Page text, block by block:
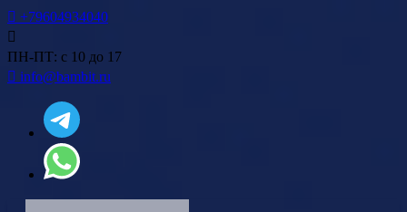
+79604934040
ПН-ПТ: с 10 до 17
info@bambit.ru